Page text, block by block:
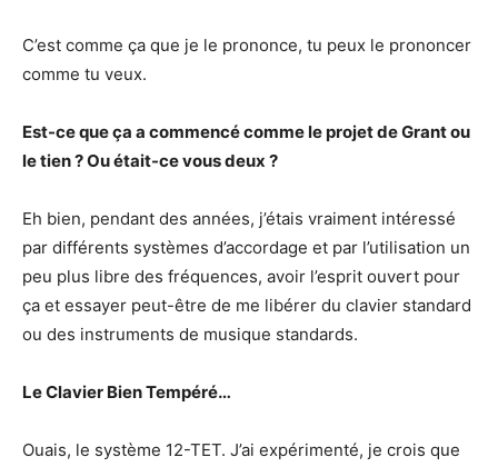
C’est comme ça que je le prononce, tu peux le prononcer
comme tu veux.
Est-ce que ça a commencé comme le projet de Grant ou
le tien ? Ou était-ce vous deux ?
Eh bien, pendant des années, j’étais vraiment intéressé
par différents systèmes d’accordage et par l’utilisation un
peu plus libre des fréquences, avoir l’esprit ouvert pour
ça et essayer peut-être de me libérer du clavier standard
ou des instruments de musique standards.
Le Clavier Bien Tempéré…
Ouais, le système 12-TET. J’ai expérimenté, je crois que